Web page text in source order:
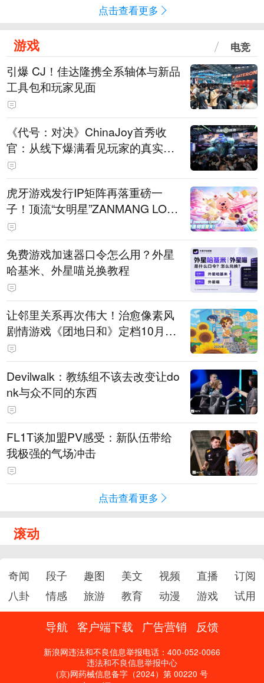
点击查看更多
游戏 电竞
引爆 CJ！佳达隆携全系轴体与新品
工具包和玩家见面
《代号：对决》ChinaJoy首秀收
官：从线下爆满看见玩家的真实期
待
虎牙游戏发行IP矩阵再落重磅一
子！顶流“女明星”ZANMANG LOO
PY 正版3D消除手游《消消奇遇》
惊喜曝光
免费游戏加速器口令怎么用？外星
哈基米、外星喵兑换教程
让邻里关系再次伟大！治愈像素风
剧情游戏《团地日和》定档10月30
日发售
Devilwalk：教练组不该去改变让do
nk与众不同的东西
FL1T谈加盟PV感受：新队伍带给
我极强的气场冲击
点击查看更多
滚动
奇闻 段子 趣图 美文 视频 直播
订阅
八卦
情感 旅游 教育 动漫 游戏 试用
导航 客户端下载 广告营销 反馈
新浪网违法和不良信息举报电话：400-052-0066
违法和不良信息举报中心
(京)网药械信息备字（2024）第 00220 号